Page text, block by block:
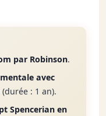
par Robinson.
avec
(durée : 1 an).
Spencerian en